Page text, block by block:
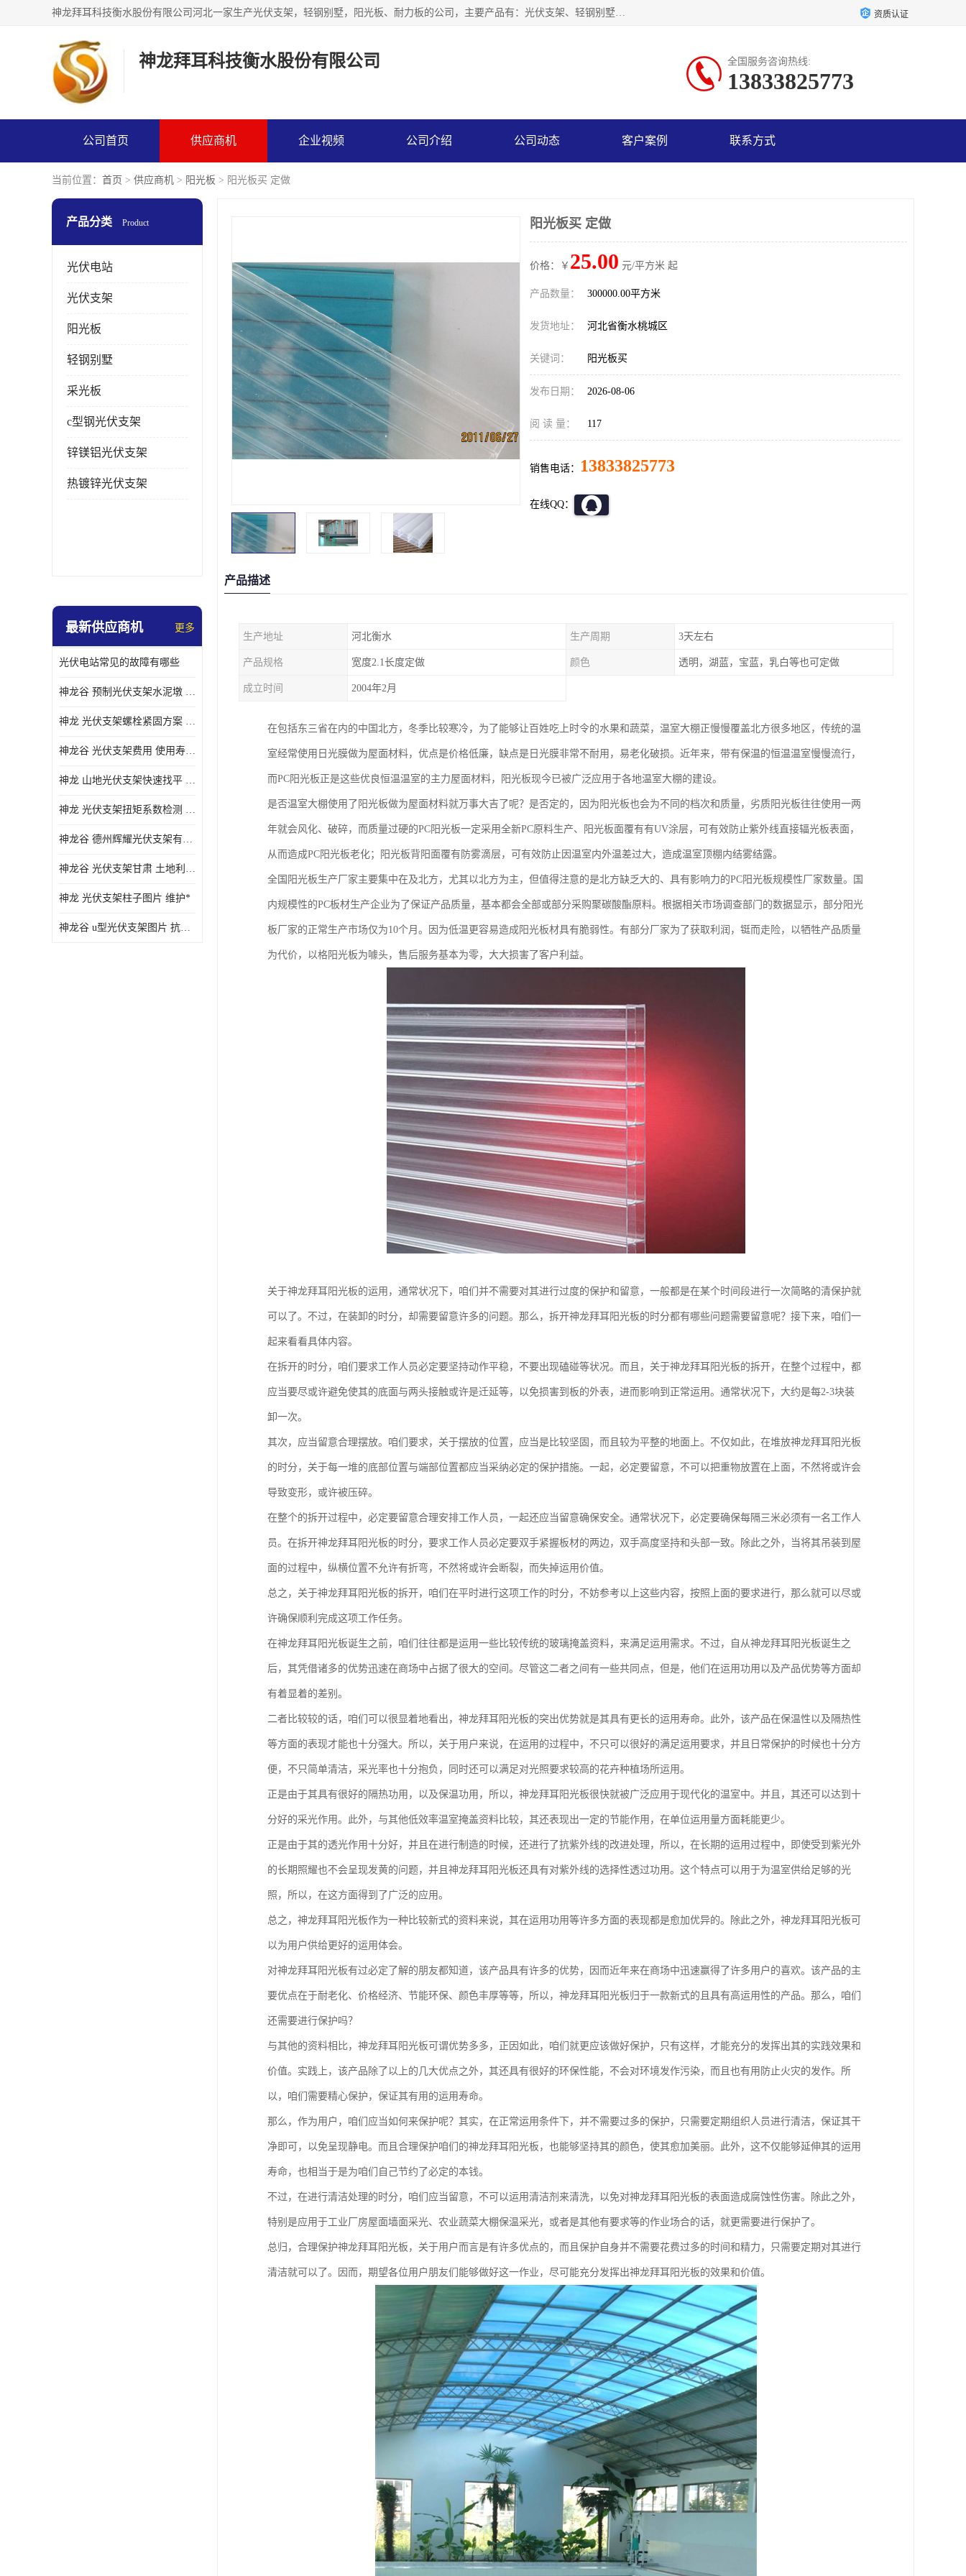
神龙拜耳科技衡水股份有限公司河北一家生产光伏支架，轻钢别墅，阳光板、耐力板的公司，主要产品有：光伏支架、轻钢别墅、阳光板、耐力板、采光板等，公司参与制定了多项标准。 资质认证
神龙拜耳科技衡水股份有限公司 全国服务咨询热线:
13833825773
公司首页 供应商机 企业视频 公司介绍 公司动态 客户案例 联系方式
当前位置： 首页 > 供应商机 > 阳光板 > 阳光板买 定做
产品分类 Product
光伏电站
光伏支架
阳光板
轻钢别墅
采光板
c型钢光伏支架
锌镁铝光伏支架
热镀锌光伏支架
最新供应商机 更多
光伏电站常见的故障有哪些
神龙谷 预制光伏支架水泥墩 抗震性能优
神龙 光伏支架螺栓紧固方案 土地利用率高
神龙谷 光伏支架费用 使用寿命长
神龙 山地光伏支架快速找平 抗风耐压
神龙 光伏支架扭矩系数检测 适应性强
神龙谷 德州辉耀光伏支架有限公司 材质多样
神龙谷 光伏支架甘肃 土地利用率高
神龙 光伏支架柱子图片 维护*
神龙谷 u型光伏支架图片 抗紫外线
阳光板买 定做
价格：￥ 25.00 元/平方米 起
产品数量： 300000.00平方米
发货地址： 河北省衡水桃城区
关键词： 阳光板买
发布日期： 2026-08-06
阅 读 量： 117
销售电话： 13833825773
在线QQ：
产品描述
生产地址 河北衡水 生产周期 3天左右
产品规格 宽度2.1长度定做 颜色 透明，湖蓝，宝蓝，乳白等也可定做
成立时间 2004年2月
在包括东三省在内的中国北方，冬季比较寒冷，为了能够让百姓吃上时令的水果和蔬菜，温室大棚正慢慢覆盖北方很多地区，传统的温
室经常使用日光膜做为屋面材料，优点是价格低廉，缺点是日光膜非常不耐用，易老化破损。近年来，带有保温的恒温温室慢慢流行，
而PC阳光板正是这些优良恒温温室的主力屋面材料，阳光板现今已被广泛应用于各地温室大棚的建设。
是否温室大棚使用了阳光板做为屋面材料就万事大吉了呢？是否定的，因为阳光板也会为不同的档次和质量，劣质阳光板往往使用一两
年就会风化、破碎，而质量过硬的PC阳光板一定采用全新PC原料生产、阳光板面覆有有UV涂层，可有效防止紫外线直接辐光板表面，
从而造成PC阳光板老化；阳光板背阳面覆有防雾滴层，可有效防止因温室内外温差过大，造成温室顶棚内结雾结露。
全国阳光板生产厂家主要集中在及北方，尤其以北方为主，但值得注意的是北方缺乏大的、具有影响力的PC阳光板规模性厂家数量。国
内规模性的PC板材生产企业为了保证产品质量，基本都会全部或部分采购聚碳酸酯原料。根据相关市场调查部门的数据显示，部分阳光
板厂家的正常生产市场仅为10个月。因为低温更容易造成阳光板材具有脆弱性。有部分厂家为了获取利润，铤而走险，以牺牲产品质量
为代价，以格阳光板为噱头，售后服务基本为零，大大损害了客户利益。
关于神龙拜耳阳光板的运用，通常状况下，咱们并不需要对其进行过度的保护和留意，一般都是在某个时间段进行一次简略的清保护就
可以了。不过，在装卸的时分，却需要留意许多的问题。那么，拆开神龙拜耳阳光板的时分都有哪些问题需要留意呢？接下来，咱们一
起来看看具体内容。
在拆开的时分，咱们要求工作人员必定要坚持动作平稳，不要出现磕碰等状况。而且，关于神龙拜耳阳光板的拆开，在整个过程中，都
应当要尽或许避免使其的底面与两头接触或许是迁延等，以免损害到板的外表，进而影响到正常运用。通常状况下，大约是每2-3块装
卸一次。
其次，应当留意合理摆放。咱们要求，关于摆放的位置，应当是比较坚固，而且较为平整的地面上。不仅如此，在堆放神龙拜耳阳光板
的时分，关于每一堆的底部位置与端部位置都应当采纳必定的保护措施。一起，必定要留意，不可以把重物放置在上面，不然将或许会
导致变形，或许被压碎。
在整个的拆开过程中，必定要留意合理安排工作人员，一起还应当留意确保安全。通常状况下，必定要确保每隔三米必须有一名工作人
员。在拆开神龙拜耳阳光板的时分，要求工作人员必定要双手紧握板材的两边，双手高度坚持和头部一致。除此之外，当将其吊装到屋
面的过程中，纵横位置不允许有折弯，不然将或许会断裂，而失掉运用价值。
总之，关于神龙拜耳阳光板的拆开，咱们在平时进行这项工作的时分，不妨参考以上这些内容，按照上面的要求进行，那么就可以尽或
许确保顺利完成这项工作任务。
在神龙拜耳阳光板诞生之前，咱们往往都是运用一些比较传统的玻璃掩盖资料，来满足运用需求。不过，自从神龙拜耳阳光板诞生之
后，其凭借诸多的优势迅速在商场中占据了很大的空间。尽管这二者之间有一些共同点，但是，他们在运用功用以及产品优势等方面却
有着显着的差别。
二者比较较的话，咱们可以很显着地看出，神龙拜耳阳光板的突出优势就是其具有更长的运用寿命。此外，该产品在保温性以及隔热性
等方面的表现才能也十分强大。所以，关于用户来说，在运用的过程中，不只可以很好的满足运用要求，并且日常保护的时候也十分方
便，不只简单清洁，采光率也十分抱负，同时还可以满足对光照要求较高的花卉种植场所运用。
正是由于其具有很好的隔热功用，以及保温功用，所以，神龙拜耳阳光板很快就被广泛应用于现代化的温室中。并且，其还可以达到十
分好的采光作用。此外，与其他低效率温室掩盖资料比较，其还表现出一定的节能作用，在单位运用量方面耗能更少。
正是由于其的透光作用十分好，并且在进行制造的时候，还进行了抗紫外线的改进处理，所以，在长期的运用过程中，即使受到紫光外
的长期照耀也不会呈现发黄的问题，并且神龙拜耳阳光板还具有对紫外线的选择性透过功用。这个特点可以用于为温室供给足够的光
照，所以，在这方面得到了广泛的应用。
总之，神龙拜耳阳光板作为一种比较新式的资料来说，其在运用功用等许多方面的表现都是愈加优异的。除此之外，神龙拜耳阳光板可
以为用户供给更好的运用体会。
对神龙拜耳阳光板有过必定了解的朋友都知道，该产品具有许多的优势，因而近年来在商场中迅速赢得了许多用户的喜欢。该产品的主
要优点在于耐老化、价格经济、节能环保、颜色丰厚等等，所以，神龙拜耳阳光板归于一款新式的且具有高运用性的产品。那么，咱们
还需要进行保护吗？
与其他的资料相比，神龙拜耳阳光板可谓优势多多，正因如此，咱们就更应该做好保护，只有这样，才能充分的发挥出其的实践效果和
价值。实践上，该产品除了以上的几大优点之外，其还具有很好的环保性能，不会对环境发作污染，而且也有用防止火灾的发作。所
以，咱们需要精心保护，保证其有用的运用寿命。
那么，作为用户，咱们应当如何来保护呢？其实，在正常运用条件下，并不需要过多的保护，只需要定期组织人员进行清洁，保证其干
净即可，以免呈现静电。而且合理保护咱们的神龙拜耳阳光板，也能够坚持其的颜色，使其愈加美丽。此外，这不仅能够延伸其的运用
寿命，也相当于是为咱们自己节约了必定的本钱。
不过，在进行清洁处理的时分，咱们应当留意，不可以运用清洁剂来清洗，以免对神龙拜耳阳光板的表面造成腐蚀性伤害。除此之外，
特别是应用于工业厂房屋面墙面采光、农业蔬菜大棚保温采光，或者是其他有要求等的作业场合的话，就更需要进行保护了。
总归，合理保护神龙拜耳阳光板，关于用户而言是有许多优点的，而且保护自身并不需要花费过多的时间和精力，只需要定期对其进行
清洁就可以了。因而，期望各位用户朋友们能够做好这一作业，尽可能充分发挥出神龙拜耳阳光板的效果和价值。